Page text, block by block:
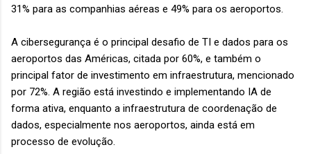
31% para as companhias aéreas e 49% para os aeroportos.
A cibersegurança é o principal desafio de TI e dados para os
aeroportos das Américas, citada por 60%, e também o
principal fator de investimento em infraestrutura, mencionado
por 72%. A região está investindo e implementando IA de
forma ativa, enquanto a infraestrutura de coordenação de
dados, especialmente nos aeroportos, ainda está em
processo de evolução.